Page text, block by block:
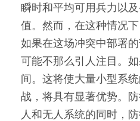
瞬时和平均可用兵力以
值。然而，在这种情况
如果在这场冲突中部署
可能不那么引人注目。
间。这将使大量小型系
战，将具有显著优势。
人和无人系统的同时，